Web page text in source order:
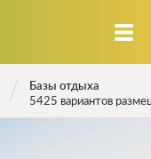
Базы отдыха
5425 вариантов